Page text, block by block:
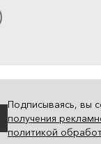
Подписываясь, вы
получения
политикой